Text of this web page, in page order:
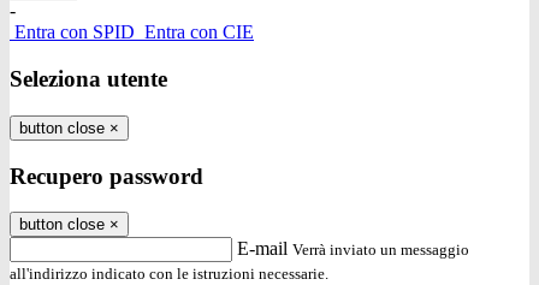
-
Entra con SPID Entra con CIE
Seleziona utente
button close ×
Recupero password
button close ×
E-mail Verrà inviato un messaggio
all'indirizzo indicato con le istruzioni necessarie.